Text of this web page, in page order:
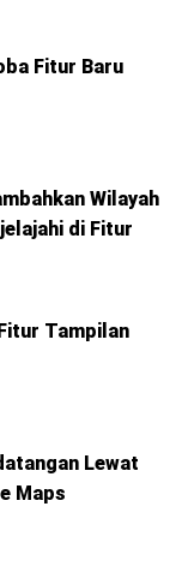
Fitur Baru
Wilayah
di Fitur
Tampilan
Lewat
Maps